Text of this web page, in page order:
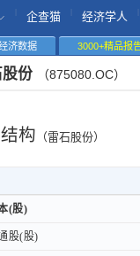
企查猫 经济学人
济数据 3000+精品报
份 （875080.OC）
构 （雷石股份）
(股)
股(股)
(股)
股(股)